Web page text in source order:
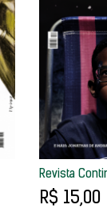
Revista
R$ 15,00